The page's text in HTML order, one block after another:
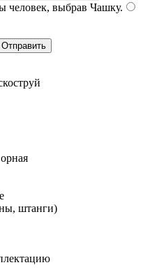
человек, выбрав Чашку.
штанги)